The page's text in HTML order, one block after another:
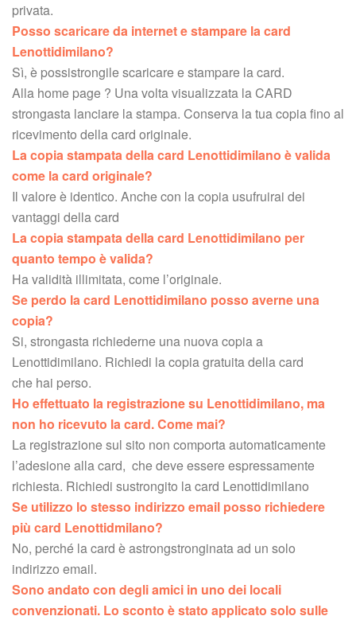
privata.
Posso scaricare da internet e stampare la card
Lenottidimilano?
Sì, è possistrongile scaricare e stampare la card.
Alla home page ? Una volta visualizzata la CARD
trongasta lanciare la stampa. Conserva la tua copia fino al
ricevimento della card originale.
La copia stampata della card Lenottidimilano è valida
come la card originale?
Il valore è identico. Anche con la copia usufruirai dei
vantaggi della card
La copia stampata della card Lenottidimilano per
quanto tempo è valida?
Ha validità illimitata, come l’originale.
Se perdo la card Lenottidimilano posso averne una
copia?
Si, strongasta richiederne una nuova copia a
Lenottidimilano. Richiedi la copia gratuita della card
che hai perso.
Ho effettuato la registrazione su Lenottidimilano, ma
non ho ricevuto la card. Come mai?
La registrazione sul sito non comporta automaticamente
l’adesione alla card, che deve essere espressamente
richiesta. Richiedi sustrongito la card Lenottidimilano
Se utilizzo lo stesso indirizzo email posso richiedere
più card Lenottidmilano?
No, perché la card è astrongstronginata ad un solo
indirizzo email.
Sono andato con degli amici in uno dei locali
convenzionati. Lo sconto è stato applicato solo sulle